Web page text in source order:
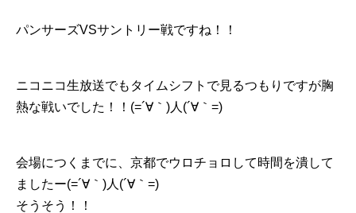
パンサーズVSサントリー戦ですね︎！！
ニコニコ生放送でもタイムシフトで見るつもりですが胸
熱な戦いでした︎！！(=´∀｀)人(´∀｀=)
会場につくまでに、京都でウロチョロして時間を潰して
ましたー(=´∀｀)人(´∀｀=)
そうそう︎！！